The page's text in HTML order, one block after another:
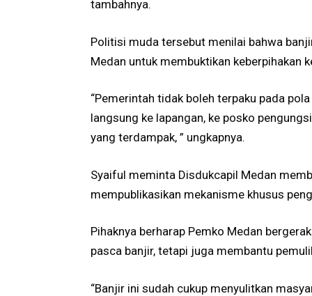
tambahnya.
Politisi muda tersebut menilai bahwa
Medan untuk membuktikan keberpihakan
“Pemerintah tidak boleh terpaku pada
langsung ke lapangan, ke posko
yang terdampak, ” ungkapnya.
Syaiful meminta Disdukcapil Medan
mempublikasikan mekanisme khusus
Pihaknya berharap Pemko Medan
pasca banjir, tetapi juga membantu
“Banjir ini sudah cukup menyulitkan